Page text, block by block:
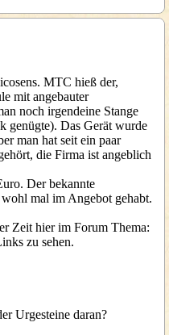
MTC hieß der,
mit angebauter
noch irgendeine Stange
genügte). Das Gerät wurde
man hat seit ein paar
die Firma ist angeblich
Der bekannte
mal im Angebot gehabt.
Zeit hier im Forum Thema:
zu sehen.
Urgesteine daran?